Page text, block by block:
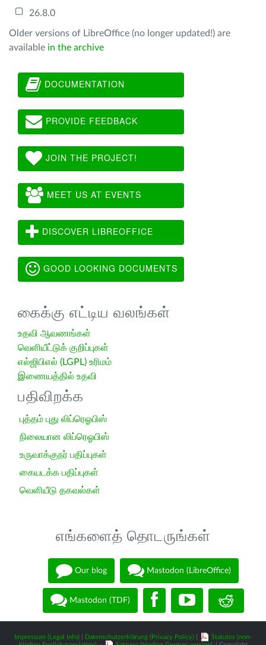
26.8.0
Older versions of LibreOffice (no longer updated!) are
available in the archive
DOCUMENTATION
PROVIDE FEEDBACK
JOIN THE PROJECT!
MEET US AT EVENTS
DISCOVER LIBREOFFICE
GOOD LOOKING DOCUMENTS
கைக்கு எட்டிய வலங்கள்
உதவி ஆவணங்கள்
வெளியீட்டுக் குறிப்புகள்
எல்ஜிபிஎல் (LGPL) உரிமம்
இணையத்தில் உதவி
பதிவிறக்க
புத்தம் புது லிப்ரெஓபிஸ்
நிலையான லிப்ரெஓபிஸ்
உருவாக்குநர் பதிப்புகள்
கையடக்க பதிப்புகள்
வெளியீடு தகவல்கள்
எங்களைத் தொடருங்கள்
Our blog Mastodon (LibreOffice)
Mastodon (TDF)
Impressum (Legal Info) Datenschutzerklärung (Privacy Policy)
Statutes (non-